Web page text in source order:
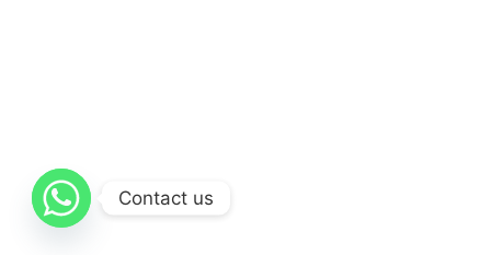
Contact us